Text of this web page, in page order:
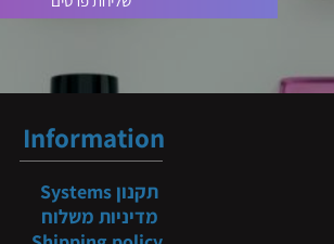
Information
תקנון Systems
מדיניות משלוח